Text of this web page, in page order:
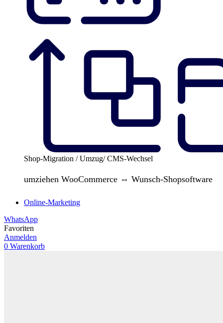
Shop-Migration / Umzug/ CMS-Wechsel
umziehen WooCommerce ⇔ Wunsch-Shopsoftware
Online-Marketing
WhatsApp
Favoriten
Anmelden
0 Warenkorb